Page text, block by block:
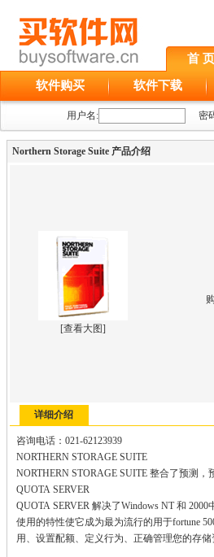
首 页
软件购买 软件下载
用户名: 密
Northern Storage Suite 产品介绍
[查看大图]
详细介绍
咨询电话：021-62123939
NORTHERN STORAGE SUITE
NORTHERN STORAGE SUITE 整合了预测
QUOTA SERVER
QUOTA SERVER 解决了Windows NT 和
使用的特性使它成为最为流行的用于fortune
用、设置配额、定义行为、正确管理您的存储